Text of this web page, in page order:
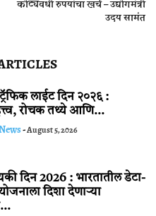
कोट्यवधी रुपयांचा खर्च – उद्योगमंत्री
उदय सामंत
ट्रॅफिक लाईट दिन २०२६ :
रोचक तथ्ये आणि...
-August 5, 2026
दिन 2026 : भारतातील डेटा-
दिशा देणाऱ्या